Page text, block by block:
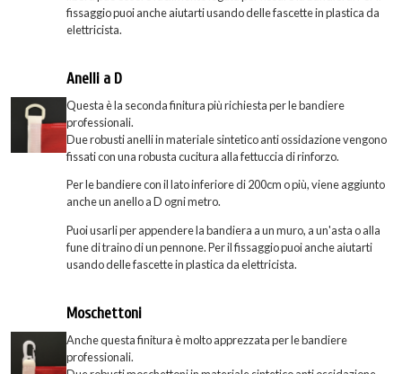
fissaggio puoi anche aiutarti usando delle fascette in plastica da
elettricista.
Anelli a D
Questa è la seconda finitura più richiesta per le bandiere
professionali.
Due robusti anelli in materiale sintetico anti ossidazione vengono
fissati con una robusta cucitura alla fettuccia di rinforzo.
Per le bandiere con il lato inferiore di 200cm o più, viene aggiunto
anche un anello a D ogni metro.
Puoi usarli per appendere la bandiera a un muro, a un'asta o alla
fune di traino di un pennone. Per il fissaggio puoi anche aiutarti
usando delle fascette in plastica da elettricista.
Moschettoni
Anche questa finitura è molto apprezzata per le bandiere
professionali.